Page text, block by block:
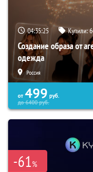
04:35:24 Купили:
Создание образа от
одежда
Россия
от 499 руб.
до6400руб.
-61%